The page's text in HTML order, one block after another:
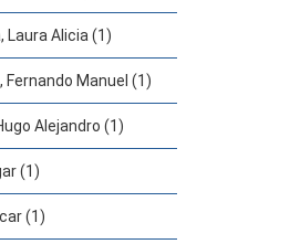
Laura Alicia (1)
Fernando Manuel (1)
Alejandro (1)
(1)
(1)